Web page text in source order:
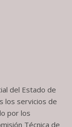
del Estado de
los servicios de
por los
Técnica de